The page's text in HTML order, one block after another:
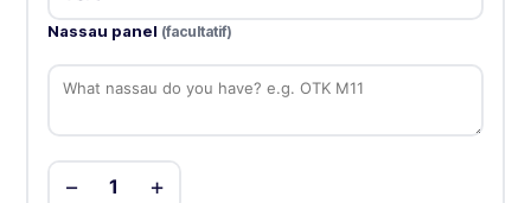
Nassau panel (facultatif)
− 1 +